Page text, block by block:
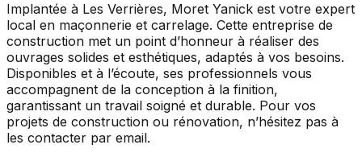
Implantée à Les Verrières, Moret Yanick est votre expert
local en maçonnerie et carrelage. Cette entreprise de
construction met un point d’honneur à réaliser des
ouvrages solides et esthétiques, adaptés à vos besoins.
Disponibles et à l’écoute, ses professionnels vous
accompagnent de la conception à la finition,
garantissant un travail soigné et durable. Pour vos
projets de construction ou rénovation, n’hésitez pas à
les contacter par email.